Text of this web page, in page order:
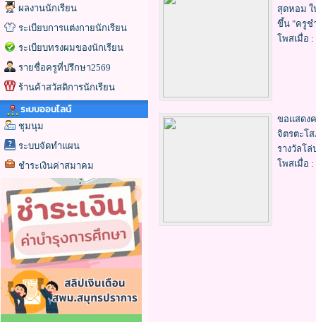
ผลงานนักเรียน
ระเบียบการแต่งกายนักเรียน
ระเบียบทรงผมของนักเรียน
รายชื่อครูที่ปรึกษา2569
ร้านค้าสวัสดิการนักเรียน
ระบบออนไลน์
ชุมนุม
ระบบจัดทำแผน
ชำระเงินค่าสมาคม
สุดหอม ใ
ขึ้น "ครูช
โพสเมื่อ :
ขอแสดง
จิตรตะโส
รางวัลโ
โพสเมื่อ :